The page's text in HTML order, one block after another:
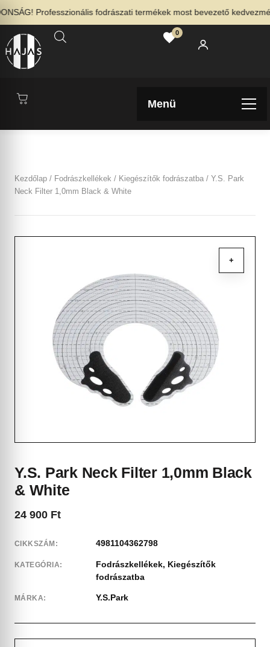
Professzionális fodrászati termékek most bevezető
0
Menü
Kezdőlap / Fodrászkellékek / Kiegészítők fodrászatba / Y.S. Park
Neck Filter 1,0mm Black & White
+
Y.S. Park Neck Filter 1,0mm Black
& White
24 900 Ft
CIKKSZÁM: 4981104362798
KATEGÓRIA: Fodrászkellékek, Kiegészítők
fodrászatba
MÁRKA: Y.S.Park